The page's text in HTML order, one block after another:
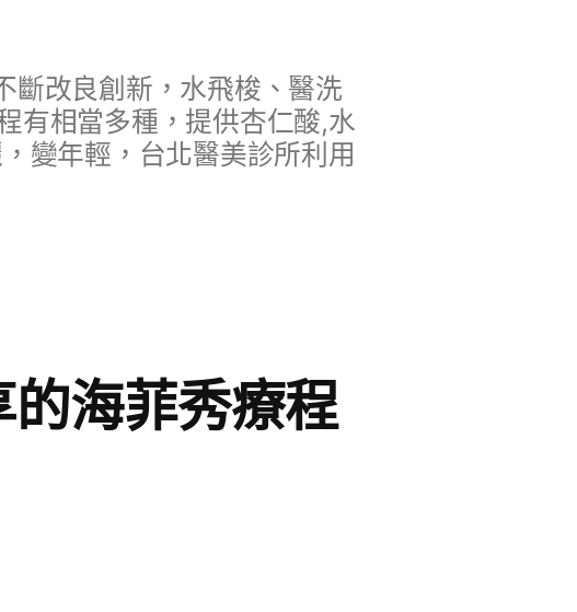
斷改良創新，水飛梭、醫洗
有相當多種，提供杏仁酸,水
變年輕，台北醫美診所利用
海菲秀療程